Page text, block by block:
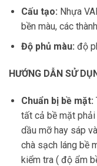
Cấu tạo: Nhựa
bền màu, các
Độ phủ màu: độ
HƯỚNG DẪN SỬ
Chuẩn bị bề mặt:
tất cả bề mặt phải
dầu mỡ hay sáp
chà sạch láng bề
kiểm tra ( độ ẩm